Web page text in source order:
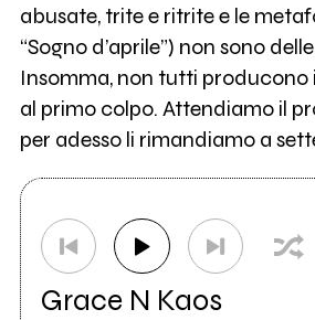
abusate, trite e ritrite e le
“Sogno d’aprile”) non sono
Insomma, non tutti producono
al primo colpo. Attendiamo il
per adesso li rimandiamo a
Grace N Kaos